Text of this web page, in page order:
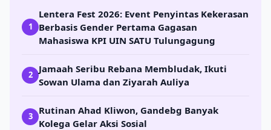
1
Lentera Fest 2026: Event Penyintas Kekerasan
Berbasis Gender Pertama Gagasan
Mahasiswa KPI UIN SATU Tulungagung
2
Jamaah Seribu Rebana Membludak, Ikuti
Sowan Ulama dan Ziyarah Auliya
3
Rutinan Ahad Kliwon, Gandebg Banyak
Kolega Gelar Aksi Sosial